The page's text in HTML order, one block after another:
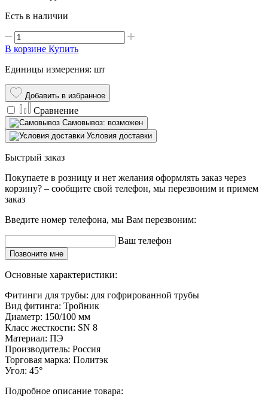
Есть в наличии
В корзине Купить
Единицы измерения: шт
Добавить в избранное
Сравнение
Самовывоз: возможен
Условия доставки
Быстрый заказ
Покупаете в розницу и нет желания оформлять заказ через
корзину? – сообщите свой телефон, мы перезвоним и примем
заказ
Введите номер телефона, мы Вам перезвоним:
Ваш телефон
Позвоните мне
Основные характеристики:
Фитинги для трубы: для гофрированной трубы
Вид фитинга: Тройник
Диаметр: 150/100 мм
Класс жесткости: SN 8
Материал: ПЭ
Производитель: Россия
Торговая марка: Политэк
Угол: 45°
Подробное описание товара: